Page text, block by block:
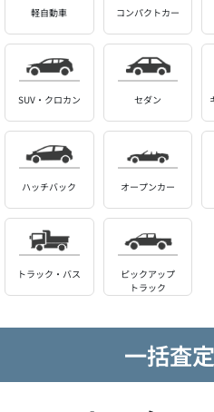
軽自動車 コンパクトカー
SUV・クロカン セダン
ハッチバック オープンカー
トラック・バス
ピックアップ
トラック
一括査